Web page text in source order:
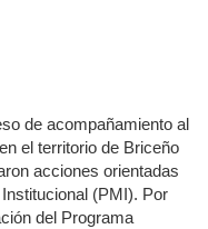
de acompañamiento al
el territorio de Briceño
acciones orientadas
(PMI). Por
del Programa